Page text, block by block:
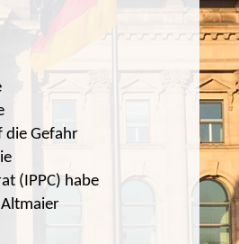
die Gefahr
(IPPC) habe